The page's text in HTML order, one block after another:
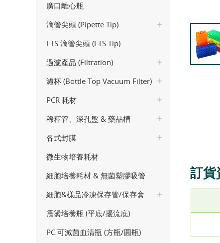
廣口離心瓶
滴管尖頭 (Pipette Tip)
LTS 滴管尖頭 (LTS Tip)
過濾產品 (Filtration)
濾杯 (Bottle Top Vacuum Filter)
PCR 耗材
稀釋管、深孔盤 & 藥品槽
各式封膜
微生物培養耗材
細胞培養耗材 & 無菌塑膠吸管
細胞&樣品冷凍保存管/保存盒
震盪培養瓶 (平底/擾流底)
PC 可滅菌血清瓶 (方瓶/圓瓶)
訂貨